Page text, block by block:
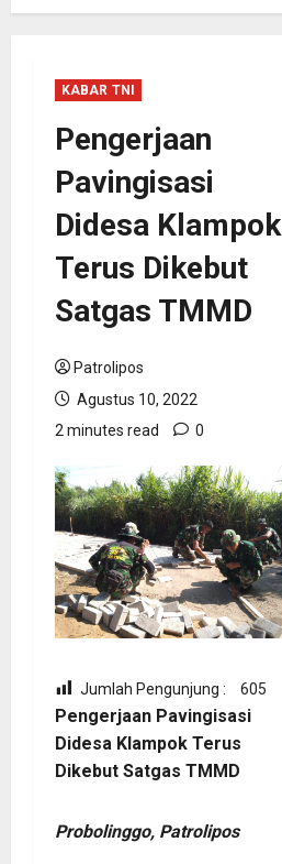
KABAR TNI
Pengerjaan
Pavingisasi
Didesa Klampok
Terus Dikebut
Satgas TMMD
Patrolipos
Agustus 10, 2022
2 minutes read
0
Jumlah Pengunjung : 605
Pengerjaan Pavingisasi
Didesa Klampok Terus
Dikebut Satgas TMMD
Probolinggo, Patrolipos